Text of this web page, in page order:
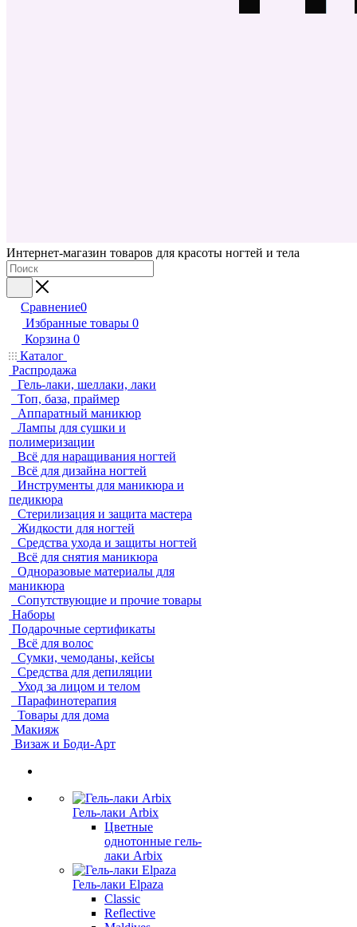
Интернет-магазин товаров для красоты ногтей и тела
Сравнение0
Избранные товары 0
Корзина 0
Каталог
Распродажа
Гель-лаки, шеллаки, лаки
Топ, база, праймер
Аппаратный маникюр
Лампы для сушки и
полимеризации
Всё для наращивания ногтей
Всё для дизайна ногтей
Инструменты для маникюра и
педикюра
Стерилизация и защита мастера
Жидкости для ногтей
Средства ухода и защиты ногтей
Всё для снятия маникюра
Одноразовые материалы для
маникюра
Сопутствующие и прочие товары
Наборы
Подарочные сертификаты
Всё для волос
Сумки, чемоданы, кейсы
Средства для депиляции
Уход за лицом и телом
Парафинотерапия
Товары для дома
Макияж
Визаж и Боди-Арт
Гель-лаки Arbix
Цветные
однотонные гель-
лаки Arbix
Гель-лаки Elpaza
Classic
Reflective